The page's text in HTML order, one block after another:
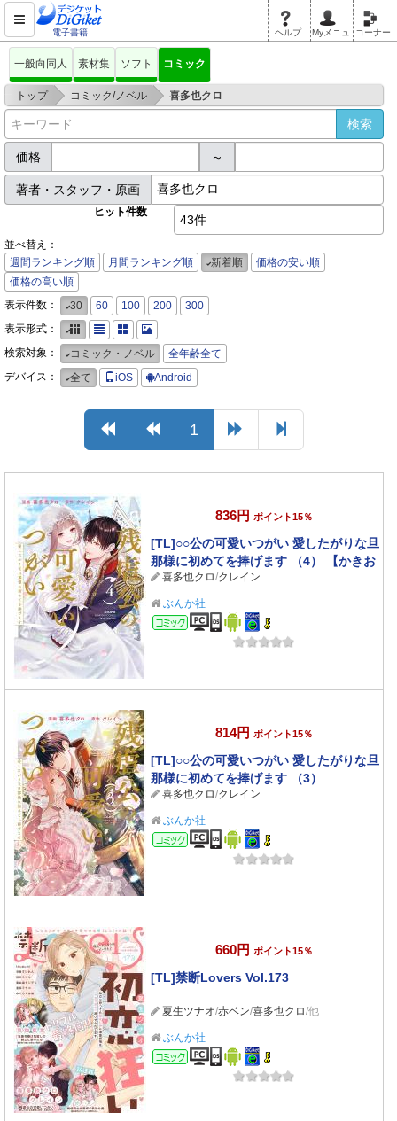
電子書籍 ヘルプ Myメニュ コーナー
一般向同人 素材集 ソフト コミック
トップ > コミック/ノベル > 喜多也クロ
価格 ～
著者・スタッフ・原画
ヒット件数
43件
並べ替え：
週間ランキング順
月間ランキング順 新着順
価格の安い順
価格の高い順
表示件数：
30 60 100 200
300
表示形式：
検索対象：
コミック・ノベル
全年齢全て
デバイス：
全て iOS Android
1
836円 ポイント15％
[TL]○○公の可愛いつがい 愛したがりな旦
那様に初めてを捧げます （4） 【かきお
ろし漫画付】
喜多也クロ/クレイン
ぶんか社
コミック
814円 ポイント15％
[TL]○○公の可愛いつがい 愛したがりな旦
那様に初めてを捧げます （3）
喜多也クロ/クレイン
ぶんか社
コミック
660円 ポイント15％
[TL]禁断Lovers Vol.173
夏生ツナオ/赤ベン/喜多也クロ/他
ぶんか社
コミック